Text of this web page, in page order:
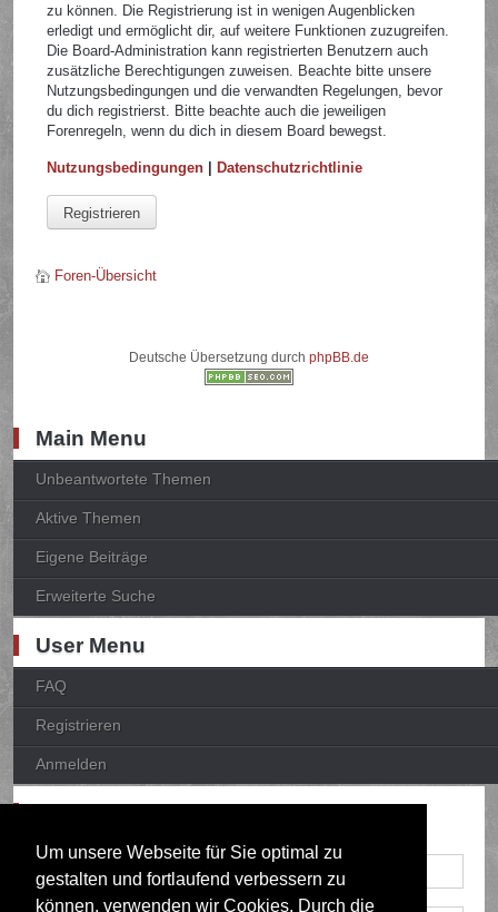
Um unsere Webseite für Sie optimal zu
gestalten und fortlaufend verbessern zu
können, verwenden wir Cookies. Durch die
zu können. Die Registrierung ist in wenigen Augenblicken
erledigt und ermöglicht dir, auf weitere Funktionen zuzugreifen.
Die Board-Administration kann registrierten Benutzern auch
zusätzliche Berechtigungen zuweisen. Beachte bitte unsere
Nutzungsbedingungen und die verwandten Regelungen, bevor
du dich registrierst. Bitte beachte auch die jeweiligen
Forenregeln, wenn du dich in diesem Board bewegst.
Nutzungsbedingungen |Datenschutzrichtlinie
Registrieren
Foren-Übersicht
Deutsche Übersetzung durch phpBB.de
Main Menu
Unbeantwortete Themen
Aktive Themen
Eigene Beiträge
Erweiterte Suche
User Menu
FAQ
Registrieren
Anmelden